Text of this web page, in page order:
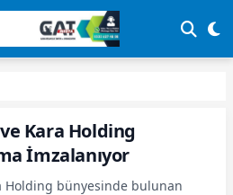
Kara Holding
İmzalanıyor
Holding bünyesinde bulunan